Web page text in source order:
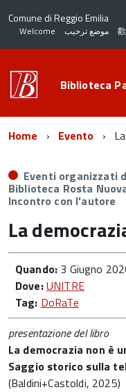
Comune di Reggio Emilia
Welcome موضع ترحيب
Biblioteca
Home Evento
Eventi organizzati
Biblioteca Rosta
Incontro con l'autore
La
Quando: 3 Giugno
Dove:UNITRE
Tag: DoRaTe
presentazione del libro
La democrazia non è
Saggio storico sulla
(Baldini+Castoldi, 2025)